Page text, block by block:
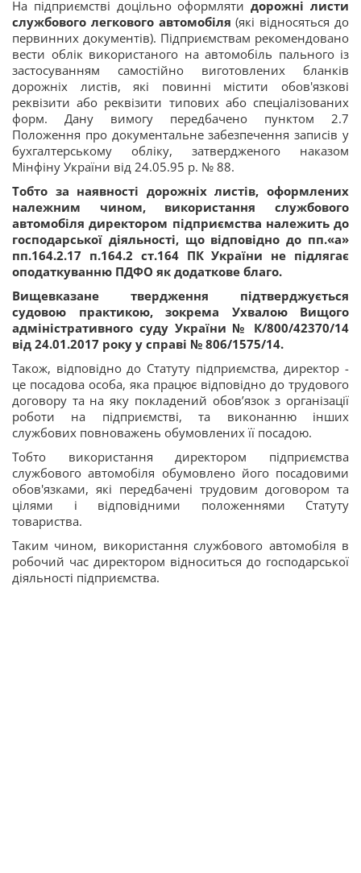
На підприємстві доцільно оформлятидорожні листи
службового легкового автомобіля (які відносяться до
первинних документів). Підприємствам рекомендовано
вести облік використаного на автомобіль пального із
застосуванням самостійно виготовлених бланків
дорожніх листів, які повинні містити обов'язкові
реквізити або реквізити типових або спеціалізованих
форм. Дану вимогу передбачено пунктом 2.7
Положення про документальне забезпечення записів у
бухгалтерському обліку, затвердженого наказом
Мінфіну України від 24.05.95 р. № 88.
Тобто за наявності дорожніх листів, оформлених
належним чином, використання службового
автомобіля директором підприємства належить до
господарської діяльності, що відповідно до пп.«а»
пп.164.2.17 п.164.2 ст.164 ПК України не підлягає
оподаткуванню ПДФО як додаткове благо.
Вищевказане твердження підтверджується
судовою практикою, зокрема Ухвалою Вищого
адміністративного суду України № К/800/42370/14
від 24.01.2017 року у справі № 806/1575/14.
Також, відповідно до Статуту підприємства, директор -
це посадова особа, яка працює відповідно до трудового
договору та на яку покладений обов’язок з організації
роботи на підприємстві, та виконанню інших
службових повноважень обумовлених її посадою.
Тобто використання директором підприємства
службового автомобіля обумовлено його посадовими
обов'язками, які передбачені трудовим договором та
цілями і відповідними положеннями Статуту
товариства.
Таким чином, використання службового автомобіля в
робочий час директором відноситься до господарської
діяльності підприємства.